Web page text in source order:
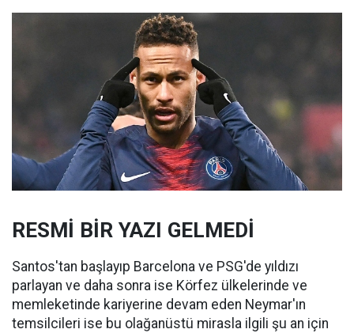
RESMİ BİR YAZI GELMEDİ
Santos'tan başlayıp Barcelona ve PSG'de yıldızı
parlayan ve daha sonra ise Körfez ülkelerinde ve
memleketinde kariyerine devam eden Neymar'ın
temsilcileri ise bu olağanüstü mirasla ilgili şu an için